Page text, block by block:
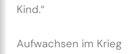
Kind.“
Aufwachsen im Krieg